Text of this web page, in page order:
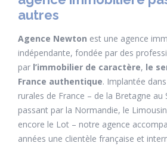
autres
Agence Newton est une agence
indépendante, fondée par des
par l’immobilier de caractère, le
France authentique. Implantée
rurales de France – de la Bretagne au
passant par la Normandie, le
encore le Lot – notre agence
années une clientèle française et